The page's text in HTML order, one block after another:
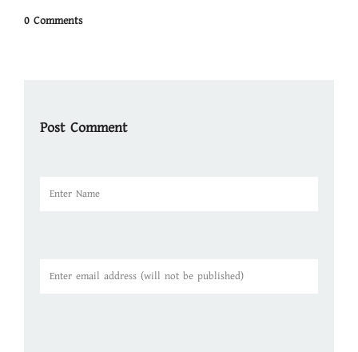
0 Comments
Post Comment